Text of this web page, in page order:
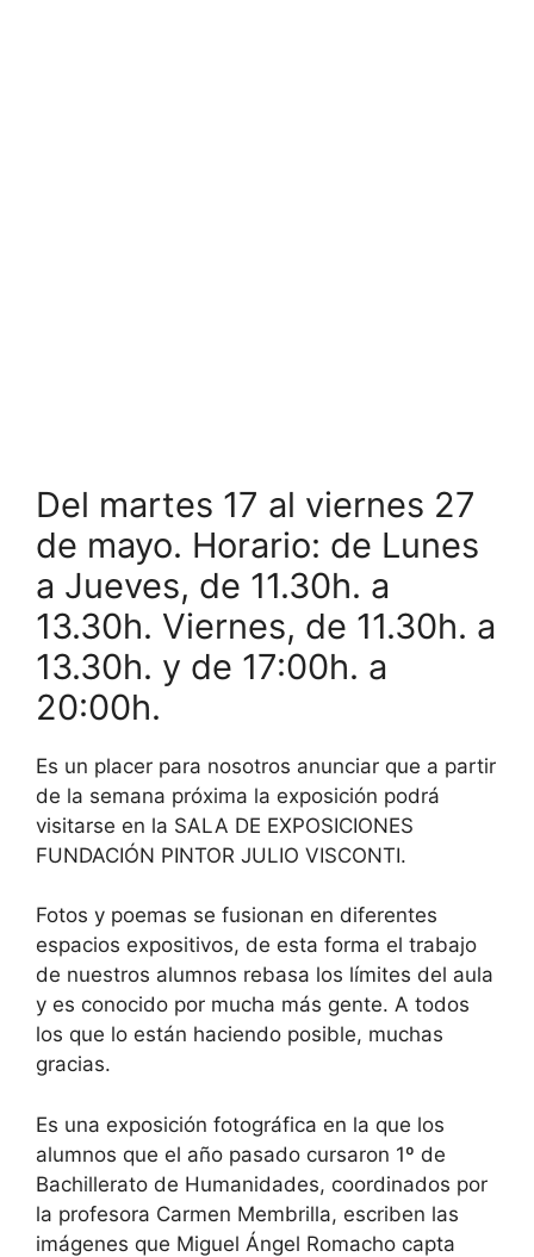
Del martes 17 al viernes 27
de mayo. Horario: de Lunes
a Jueves, de 11.30h. a
13.30h. Viernes, de 11.30h. a
13.30h. y de 17:00h. a
20:00h.
Es un placer para nosotros anunciar que a partir
de la semana próxima la exposición podrá
visitarse en la SALA DE EXPOSICIONES
FUNDACIÓN PINTOR JULIO VISCONTI.
Fotos y poemas se fusionan en diferentes
espacios expositivos, de esta forma el trabajo
de nuestros alumnos rebasa los límites del aula
y es conocido por mucha más gente. A todos
los que lo están haciendo posible, muchas
gracias.
Es una exposición fotográfica en la que los
alumnos que el año pasado cursaron 1º de
Bachillerato de Humanidades, coordinados por
la profesora Carmen Membrilla, escriben las
imágenes que Miguel Ángel Romacho capta